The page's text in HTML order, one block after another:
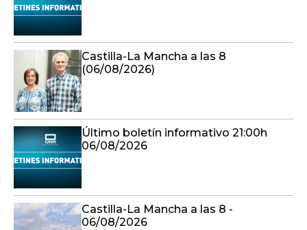
Castilla-La Mancha a las 8
(06/08/2026)
Último boletín informativo 21:00h
06/08/2026
Castilla-La Mancha a las 8 -
06/08/2026